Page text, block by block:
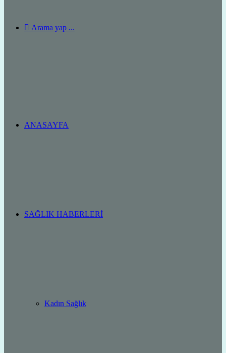
Arama yap ...
ANASAYFA
SAĞLIK HABERLERI
Kadın Sağlık